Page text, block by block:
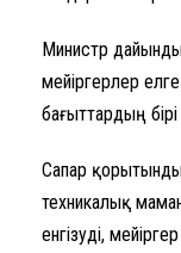
Министр
мейіргерлер
бағыттардың бірі
Сапар
техникалық
енгізуді,